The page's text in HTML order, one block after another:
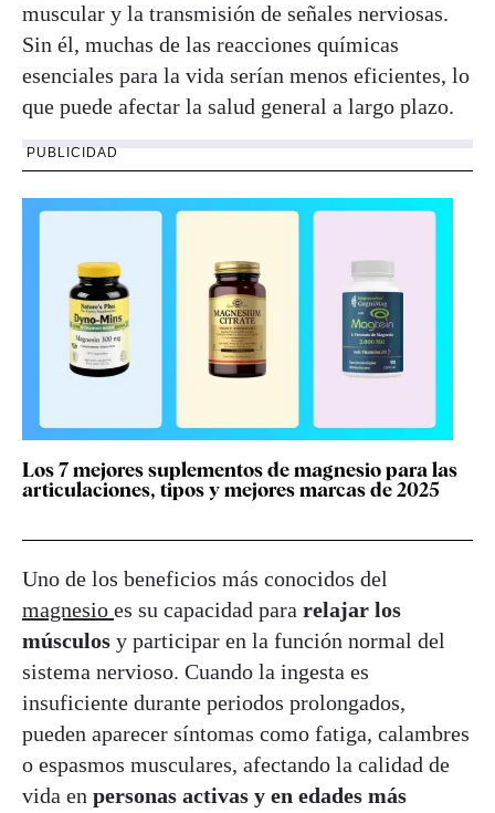
muscular y la transmisión de señales nerviosas.
Sin él, muchas de las reacciones químicas
esenciales para la vida serían menos eficientes, lo
que puede afectar la salud general a largo plazo.
PUBLICIDAD
Los 7 mejores suplementos de magnesio para las
articulaciones, tipos y mejores marcas de 2025
Uno de los beneficios más conocidos del
magnesio es su capacidad para relajar los
músculos y participar en la función normal del
sistema nervioso. Cuando la ingesta es
insuficiente durante periodos prolongados,
pueden aparecer síntomas como fatiga, calambres
o espasmos musculares, afectando la calidad de
vida en personas activas y en edades más